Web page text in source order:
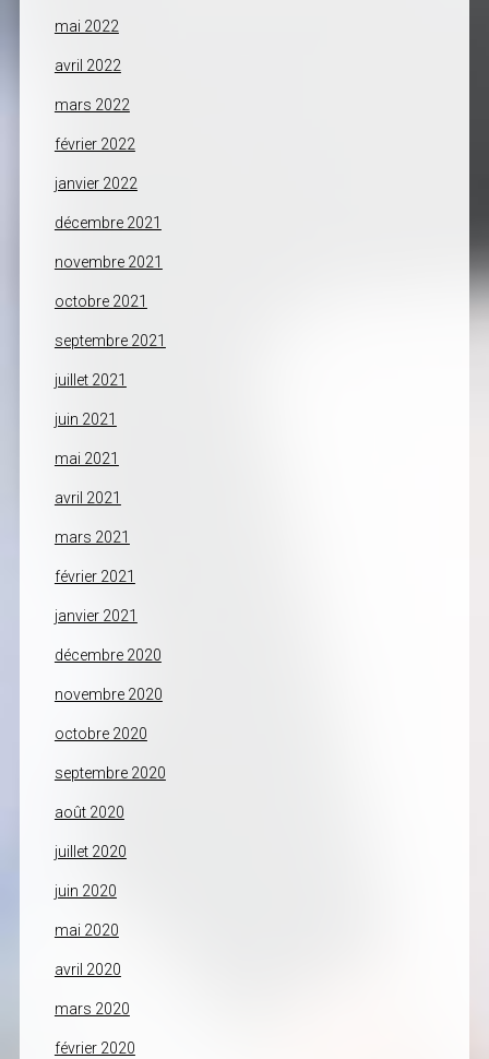
mai 2022
avril 2022
mars 2022
février 2022
janvier 2022
décembre 2021
novembre 2021
octobre 2021
septembre 2021
juillet 2021
juin 2021
mai 2021
avril 2021
mars 2021
février 2021
janvier 2021
décembre 2020
novembre 2020
octobre 2020
septembre 2020
août 2020
juillet 2020
juin 2020
mai 2020
avril 2020
mars 2020
février 2020